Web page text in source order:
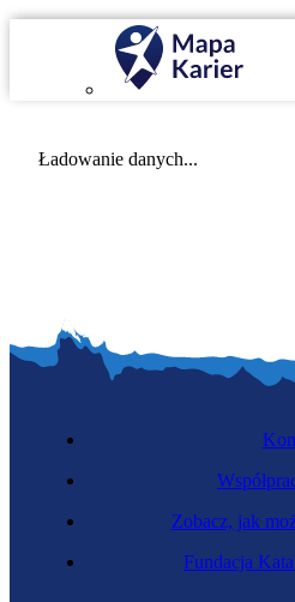
Ładowanie danych...
Zobacz, jak
Fundacja